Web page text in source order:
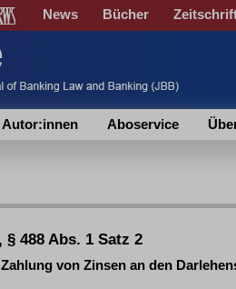
News Bücher
Autor:innen Aboservice
§ 488 Abs. 1 Satz 2
von Zinsen an den